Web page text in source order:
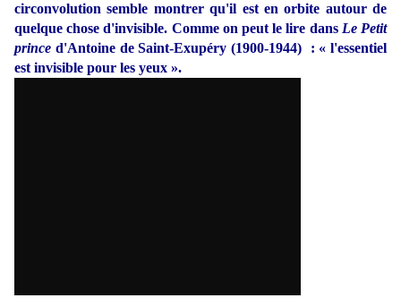
circonvolution semble montrer qu'il est en orbite autour de
quelque chose d'invisible. Comme on peut le lire dans Le Petit
prince d'Antoine de Saint-Exupéry (1900-1944) : « l'essentiel
est invisible pour les yeux ».